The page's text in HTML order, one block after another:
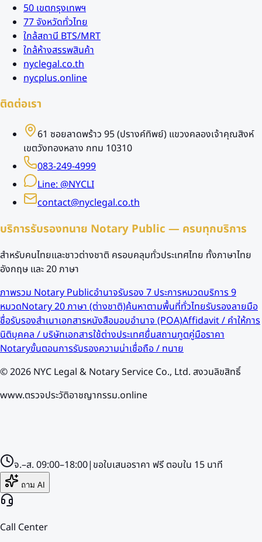
50 เขตกรุงเทพฯ
77 จังหวัดทั่วไทย
ใกล้สถานี BTS/MRT
ใกล้ห้างสรรพสินค้า
nyclegal.co.th
nycplus.online
ติดต่อเรา
61 ซอยลาดพร้าว 95 (ปรางค์ทิพย์) แขวงคลองเจ้าคุณสิงห์
เขตวังทองหลาง กทม 10310
083-249-4999
Line: @NYCLI
contact@nyclegal.co.th
บริการรับรองทนาย Notary Public — ครบทุกบริการ
สำหรับคนไทยและชาวต่างชาติ ครอบคลุมทั่วประเทศไทย ทั้งภาษาไทย
อังกฤษ และ 20 ภาษา
ภาพรวม Notary Publicอำนาจรับรอง 7 ประการหมวดบริการ 9
หมวดNotary 20 ภาษา (ต่างชาติ)ค้นหาตามพื้นที่ทั่วไทยรับรองลายมือ
ชื่อรับรองสำเนาเอกสารหนังสือมอบอำนาจ (POA)Affidavit / คำให้การ
นิติบุคคล / บริษัทเอกสารใช้ต่างประเทศยื่นสถานทูตคู่มือราคา
Notaryขั้นตอนการรับรองความน่าเชื่อถือ / ทนาย
©2026 NYC Legal & Notary Service Co., Ltd. สงวนลิขสิทธิ์
www.ตรวจประวัติอาชญากรรม.online
จ.–ส. 09:00–18:00| ขอใบเสนอราคา ฟรี ตอบใน 15 นาที
ถาม AI
Call Center